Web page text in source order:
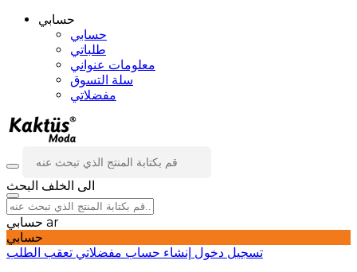
حسابي
حسابي
طلباتي
معلومات عنواني
سلة التسوق
مفضلاتي
الى الخلف البحث
ar
حسابي
تسجيل دخول إنشاء حساب مفضلاتي تعقب الطلب